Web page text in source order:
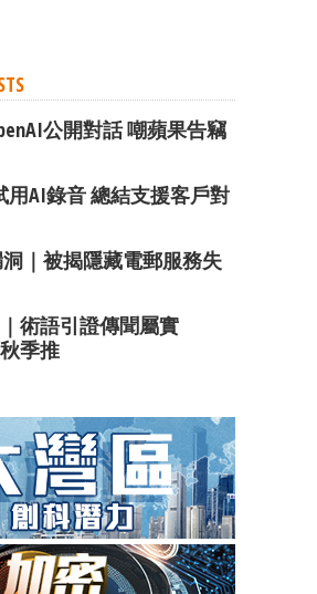
公開對話 嘲蘋果告竊
用AI錄音 總結支援客戶對
｜被揭隱藏電郵服務失
術語引證傳聞屬實
季推